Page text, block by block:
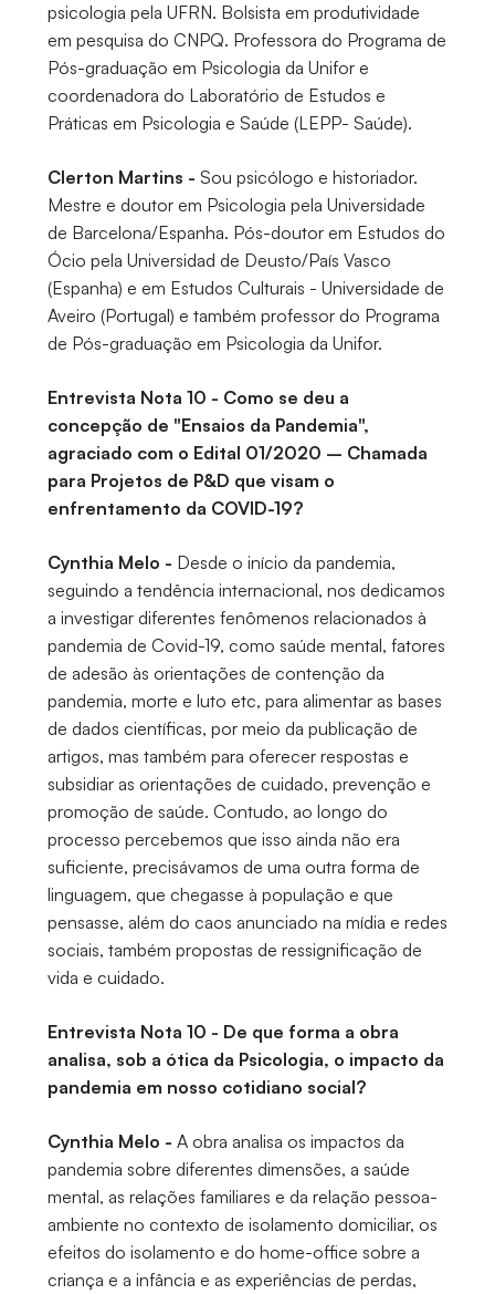
psicologia pela UFRN. Bolsista em produtividade
em pesquisa do CNPQ. Professora do Programa de
Pós-graduação em Psicologia da Unifor e
coordenadora do Laboratório de Estudos e
Práticas em Psicologia e Saúde (LEPP- Saúde).
Clerton Martins - Sou psicólogo e historiador.
Mestre e doutor em Psicologia pela Universidade
de Barcelona/Espanha. Pós-doutor em Estudos do
Ócio pela Universidad de Deusto/País Vasco
(Espanha) e em Estudos Culturais - Universidade de
Aveiro (Portugal) e também professor do Programa
de Pós-graduação em Psicologia da Unifor.
Entrevista Nota 10 - Como se deu a
concepção de "Ensaios da Pandemia",
agraciado com o Edital 01/2020 – Chamada
para Projetos de P&D que visam o
enfrentamento da COVID-19?
Cynthia Melo - Desde o início da pandemia,
seguindo a tendência internacional, nos dedicamos
a investigar diferentes fenômenos relacionados à
pandemia de Covid-19, como saúde mental, fatores
de adesão às orientações de contenção da
pandemia, morte e luto etc, para alimentar as bases
de dados científicas, por meio da publicação de
artigos, mas também para oferecer respostas e
subsidiar as orientações de cuidado, prevenção e
promoção de saúde. Contudo, ao longo do
processo percebemos que isso ainda não era
suficiente, precisávamos de uma outra forma de
linguagem, que chegasse à população e que
pensasse, além do caos anunciado na mídia e redes
sociais, também propostas de ressignificação de
vida e cuidado.
Entrevista Nota 10 - De que forma a obra
analisa, sob a ótica da Psicologia, o impacto da
pandemia em nosso cotidiano social?
Cynthia Melo - A obra analisa os impactos da
pandemia sobre diferentes dimensões, a saúde
mental, as relações familiares e da relação pessoa-
ambiente no contexto de isolamento domiciliar, os
efeitos do isolamento e do home-office sobre a
criança e a infância e as experiências de perdas,